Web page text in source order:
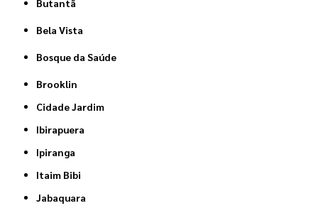
Butantã
Bela Vista
Bosque da Saúde
Brooklin
Cidade Jardim
Ibirapuera
Ipiranga
Itaim Bibi
Jabaquara